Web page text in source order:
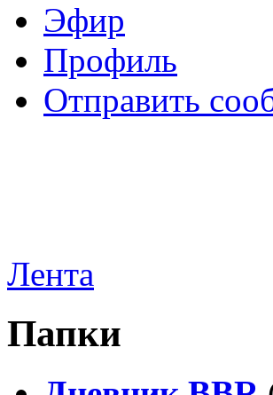
Эфир
Профиль
Отправить
Лента
Папки